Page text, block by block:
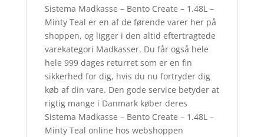
Sistema Madkasse – Bento Create – 1.48L –
Minty Teal er en af de førende varer her på
shoppen, og ligger i den altid eftertragtede
varekategori Madkasser. Du får også hele
hele 999 dages returret som er en fin
sikkerhed for dig, hvis du nu fortryder dig
køb af din vare. Den gode service betyder at
rigtig mange i Danmark køber deres
Sistema Madkasse – Bento Create – 1.48L –
Minty Teal online hos webshoppen